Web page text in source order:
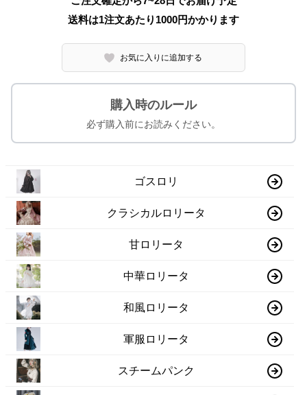
送料は1注文あたり 1000円かかります
お気に入りに追加する
購入時のルール
必ず購入前にお読みください。
ゴスロリ
クラシカルロリータ
甘ロリータ
中華ロリータ
和風ロリータ
軍服ロリータ
スチームパンク